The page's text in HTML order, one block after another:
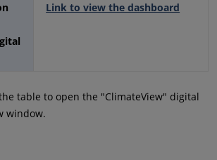
Link to view the dashboard
table to open the "ClimateView" digital
window.